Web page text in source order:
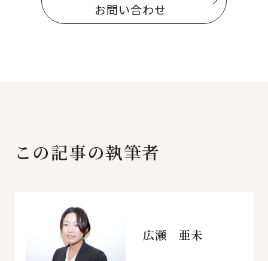
お問い合わせ
この記事の執筆者
広瀬 亜未